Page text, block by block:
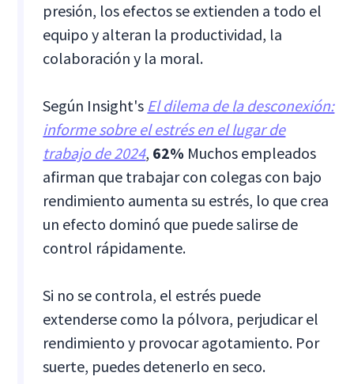
presión, los efectos se extienden a todo el
equipo y alteran la productividad, la
colaboración y la moral.
Según Insight's El dilema de la desconexión:
informe sobre el estrés en el lugar de
trabajo de 2024, 62% Muchos empleados
afirman que trabajar con colegas con bajo
rendimiento aumenta su estrés, lo que crea
un efecto dominó que puede salirse de
control rápidamente.
Si no se controla, el estrés puede
extenderse como la pólvora, perjudicar el
rendimiento y provocar agotamiento. Por
suerte, puedes detenerlo en seco.